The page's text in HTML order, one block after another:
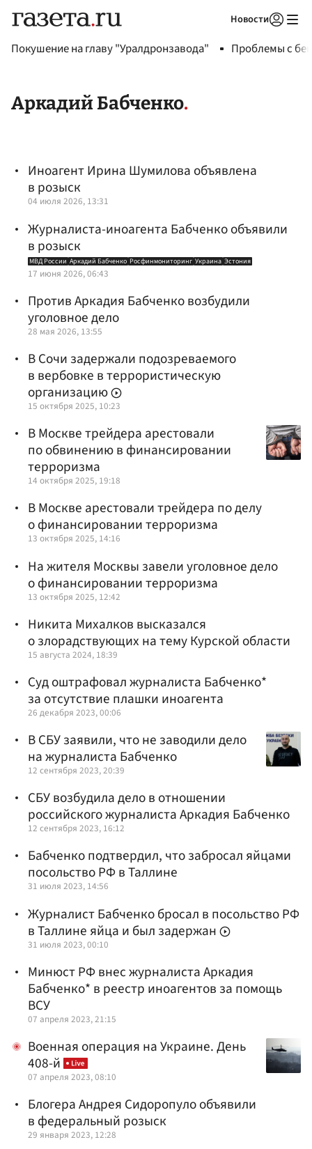
Новости
Покушение на главу "Уралдронзавода" Проблемы с
Аркадий Бабченко
Иноагент Ирина Шумилова объявлена
в розыск
04 июля 2026, 13:31
Журналиста-иноагента Бабченко объявили
в розыск
МВД России Аркадий Бабченко Росфинмониторинг Украина Эстония
17 июня 2026, 06:43
Против Аркадия Бабченко возбудили
уголовное дело
28 мая 2026, 13:55
В Сочи задержали подозреваемого
в вербовке в террористическую
организацию
15 октября 2025, 10:23
В Москве трейдера арестовали
по обвинению в финансировании
терроризма
14 октября 2025, 19:18
В Москве арестовали трейдера по делу
о финансировании терроризма
13 октября 2025, 14:16
На жителя Москвы завели уголовное дело
о финансировании терроризма
13 октября 2025, 12:42
Никита Михалков высказался
о злорадствующих на тему Курской области
15 августа 2024, 18:39
Суд оштрафовал журналиста Бабченко*
за отсутствие плашки иноагента
26 декабря 2023, 00:06
В СБУ заявили, что не заводили дело
на журналиста Бабченко
12 сентября 2023, 20:39
СБУ возбудила дело в отношении
российского журналиста Аркадия Бабченко
12 сентября 2023, 16:12
Бабченко подтвердил, что забросал яйцами
посольство РФ в Таллине
31 июля 2023, 14:56
Журналист Бабченко бросал в посольство РФ
в Таллине яйца и был задержан
31 июля 2023, 00:10
Минюст РФ внес журналиста Аркадия
Бабченко* в реестр иноагентов за помощь
ВСУ
07 апреля 2023, 21:15
Военная операция на Украине. День
408-й
07 апреля 2023, 08:10
Блогера Андрея Сидоропуло объявили
в федеральный розыск
29 января 2023, 12:28